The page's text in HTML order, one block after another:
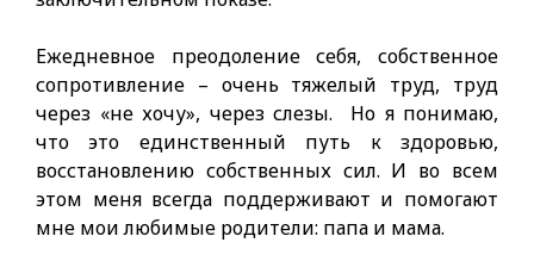
Ежедневное преодоление себя, собственное
сопротивление – очень тяжелый труд, труд
через «не хочу», через слезы. Но я понимаю,
что это единственный путь к здоровью,
восстановлению собственных сил. И во всем
этом меня всегда поддерживают и помогают
мне мои любимые родители: папа и мама.